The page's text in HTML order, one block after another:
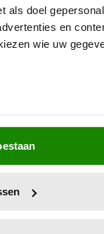
als doel
en
wie uw
actief te scannen
uw